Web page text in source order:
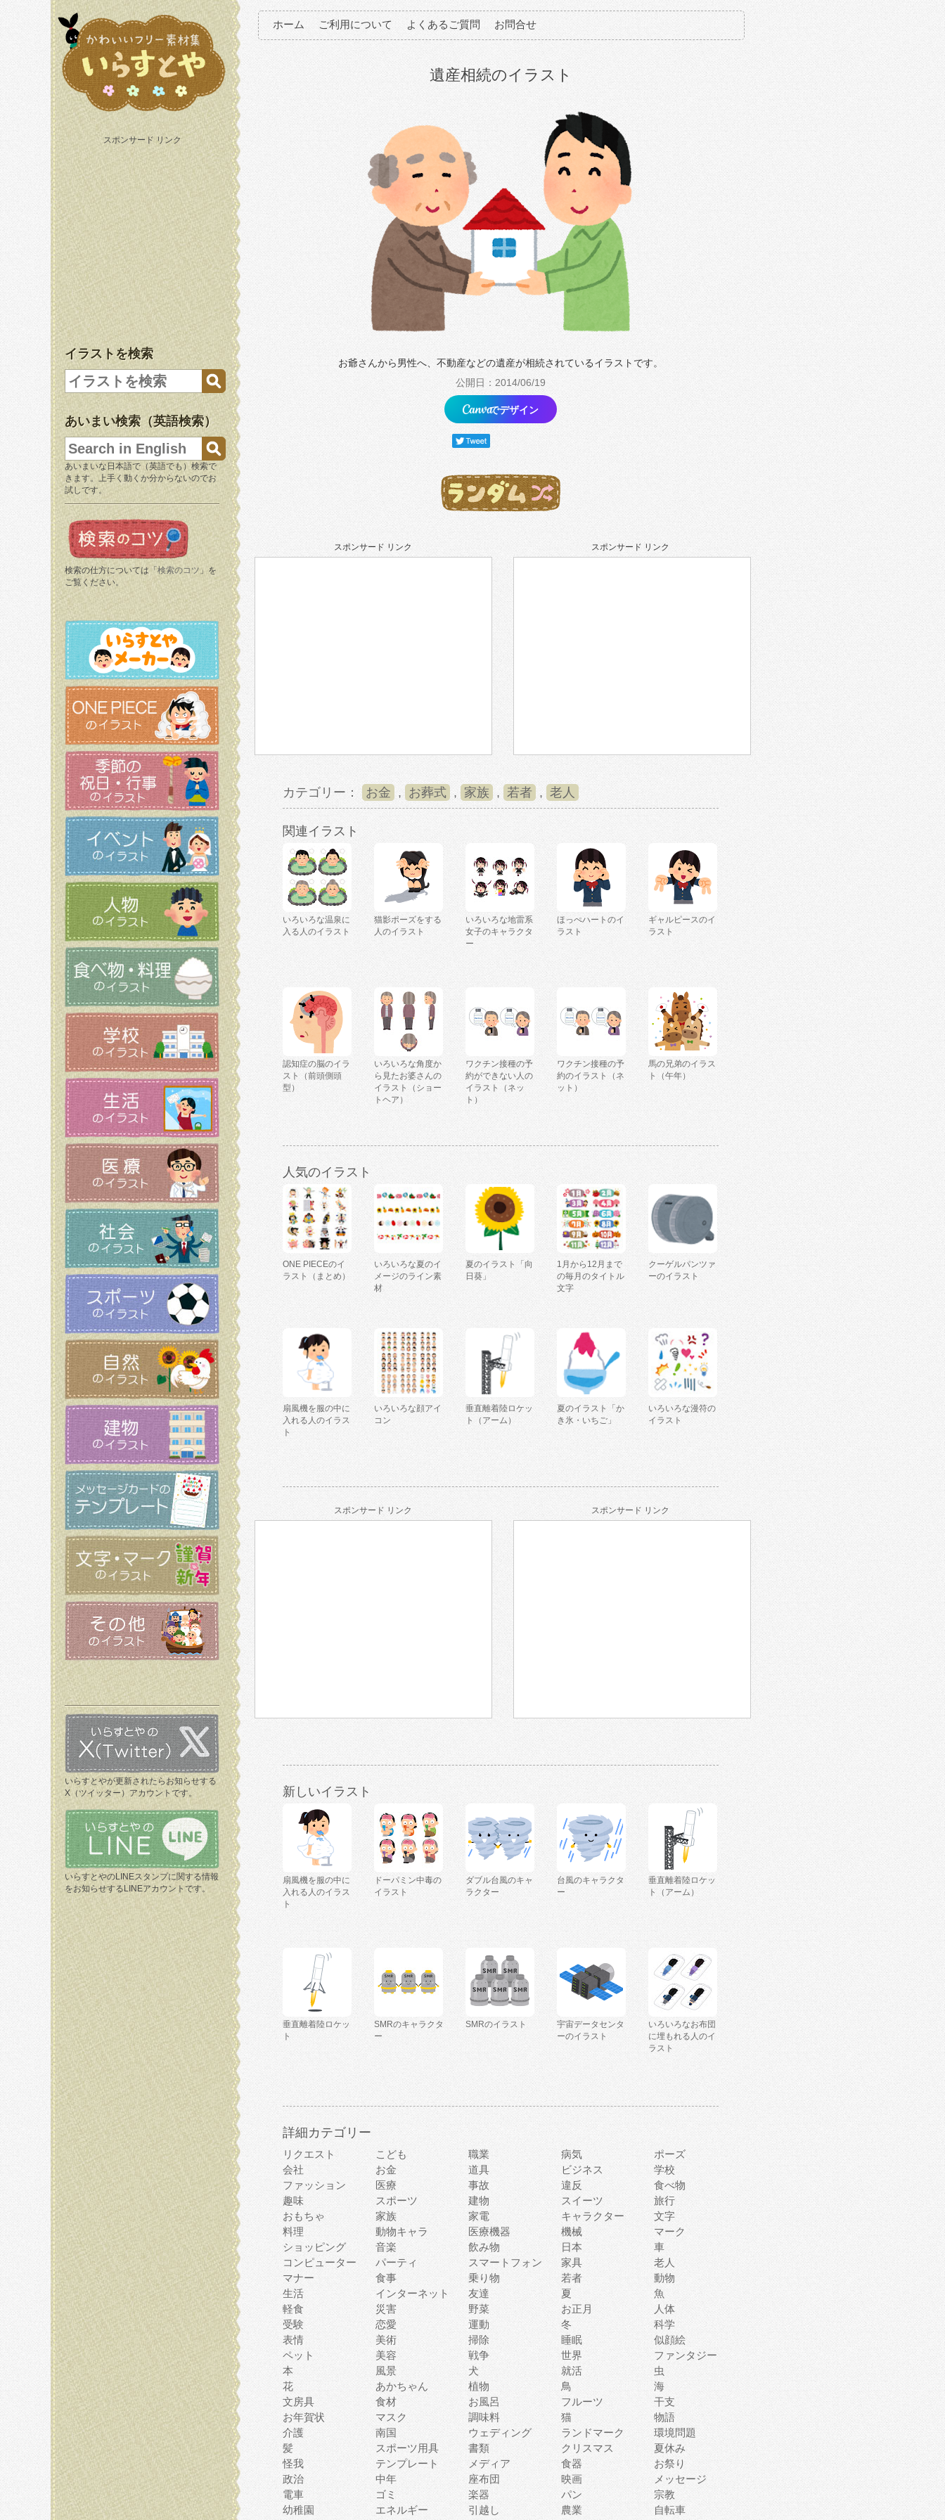
スポンサード リンク
イラストを検索
あいまい検索（英語検索）
あいまいな日本語で（英語でも）検索で
きます。上手く動くか分からないのでお
試しです。
検索の仕方については「 検索のコツ 」を
ご覧ください。
いらすとやが更新されたらお知らせする
X（ツイッター）アカウントです。
いらすとやのLINEスタンプに関する情報
をお知らせするLINEアカウントです。
ホーム ご利用について よくあるご質問 お問合せ
遺産相続のイラスト
お爺さんから男性へ、不動産などの遺産が相続されているイラストです。
公開日：2014/06/19
でデザイン
スポンサード リンク スポンサード リンク
カテゴリー： お金 , お葬式 , 家族 , 若者 , 老人
関連イラスト
いろいろな温泉に
入る人のイラスト
猫影ポーズをする
人のイラスト
いろいろな地雷系
女子のキャラクタ
ー
ほっぺハートのイ
ラスト
ギャルピースのイ
ラスト
認知症の脳のイラ
スト（前頭側頭
型）
いろいろな角度か
ら見たお婆さんの
イラスト（ショー
トヘア）
ワクチン接種の予
約ができない人の
イラスト（ネッ
ト）
ワクチン接種の予
約のイラスト（ネ
ット）
馬の兄弟のイラス
ト（午年）
人気のイラスト
ONE PIECEのイ
ラスト（まとめ）
いろいろな夏のイ
メージのライン素
材
夏のイラスト「向
日葵」
1月から12月まで
の毎月のタイトル
文字
クーゲルパンツァ
ーのイラスト
扇風機を服の中に
入れる人のイラス
ト
いろいろな顔アイ
コン
垂直離着陸ロケッ
ト（アーム）
夏のイラスト「か
き氷・いちご」
いろいろな漫符の
イラスト
スポンサード リンク スポンサード リンク
新しいイラスト
扇風機を服の中に
入れる人のイラス
ト
ドーパミン中毒の
イラスト
ダブル台風のキャ
ラクター
台風のキャラクタ
ー
垂直離着陸ロケッ
ト（アーム）
垂直離着陸ロケッ
ト
SMRのキャラクタ
ー
SMRのイラスト
宇宙データセンタ
ーのイラスト
いろいろなお布団
に埋もれる人のイ
ラスト
詳細カテゴリー
リクエスト こども 職業 病気
ポーズ
会社
お金 道具 ビジネス
学校
ファッション
医療 事故 違反
食べ物
趣味
スポーツ 建物 スイーツ
旅行
おもちゃ
家族 家電 キャラクター
文字
料理
動物キャラ 医療機器 機械
マーク
ショッピング
音楽 飲み物 日本
車
コンピューター
パーティ スマートフォン 家具
老人
マナー
食事 乗り物 若者
動物
生活
インターネット 友達 夏
魚
軽食
災害 野菜 お正月
人体
受験
恋愛 運動 冬
科学
表情
美術 掃除 睡眠
似顔絵
ペット
美容 戦争 世界
ファンタジー
本
風景 犬 就活
虫
花
あかちゃん 植物 鳥
海
文房具
食材 お風呂 フルーツ
干支
お年賀状
マスク 調味料 猫
物語
介護
南国 ウェディング ランドマーク
環境問題
髪
スポーツ用具 書類 クリスマス
夏休み
怪我
テンプレート メディア 食器
お祭り
政治
中年 座布団 映画
メッセージ
電車
ゴミ 楽器 パン
宗教
幼稚園
エネルギー 引越し 農業
自転車